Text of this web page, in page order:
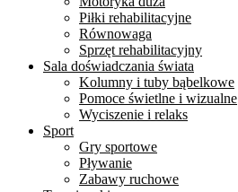
Piłki rehabilitacyjne
Równowaga
Sprzęt rehabilitacyjny
Sala doświadczania świata
Kolumny i tuby bąbelkowe
Pomoce świetlne i wizualne
Wyciszenie i relaks
Sport
Gry sportowe
Pływanie
Zabawy ruchowe